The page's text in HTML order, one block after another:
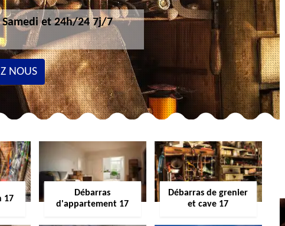
et 24h/24 7j/7
NOUS
17
Débarras
d'appartement 17
Débarras de grenier
et cave 17